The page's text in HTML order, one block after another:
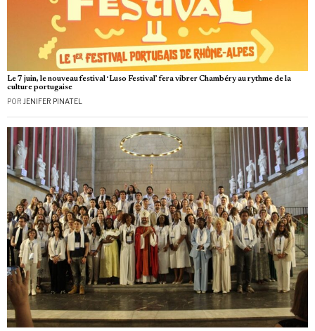
Le 7 juin, le nouveau festival ‘Luso Festival’ fera vibrer Chambéry au rythme de la
culture portugaise
POR JENIFER PINATEL